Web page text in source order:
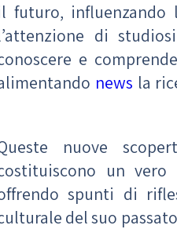
futuro,
di
e
news la
nuove
un
spunti di
del suo